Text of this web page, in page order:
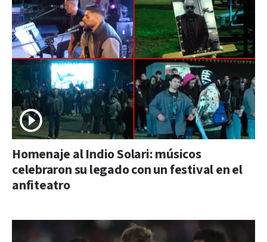
Homenaje al Indio Solari: músicos
celebraron su legado con un festival en el
anfiteatro